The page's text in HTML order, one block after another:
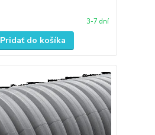
3-7 dní
Pridať do košíka